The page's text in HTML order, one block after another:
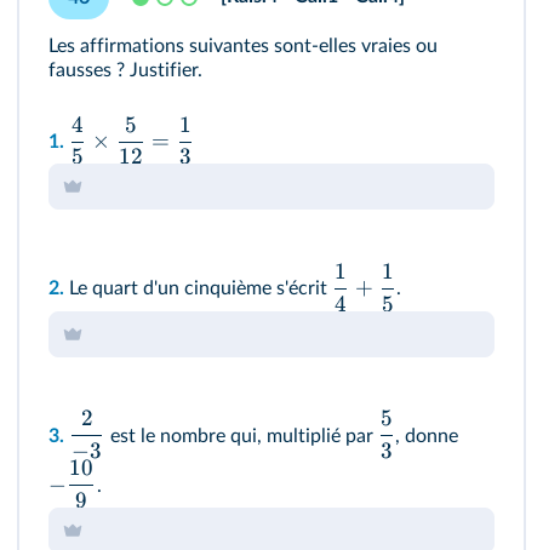
Les affirmations suivantes sont-elles vraies ou
fausses ? Justifier.
1.
5
4
×
12
5
=
3
1
2. Le quart d'un cinquième s'écrit
4
1
+
5
1
.
3.
−3
2
est le nombre qui, multiplié par
3
5
, donne
−
9
10
.